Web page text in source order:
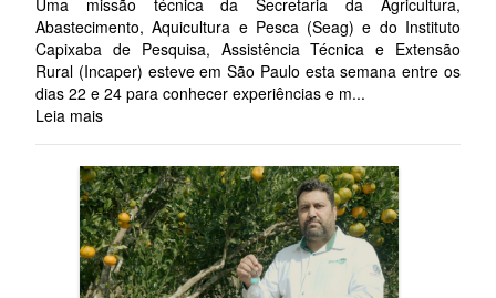
Abastecimento, Aquicultura e Pesca (Seag) e do Instituto
Capixaba de Pesquisa, Assistência Técnica e Extensão
Rural (Incaper) esteve em São Paulo esta semana entre os
dias 22 e 24 para conhecer experiências e m...
Leia mais